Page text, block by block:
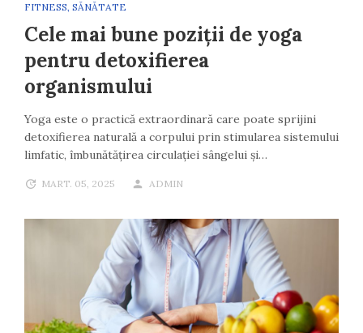
FITNESS, SĂNĂTATE
Cele mai bune poziții de yoga
pentru detoxifierea
organismului
Yoga este o practică extraordinară care poate sprijini
detoxifierea naturală a corpului prin stimularea sistemului
limfatic, îmbunătățirea circulației sângelui și…
MART. 05, 2025 ADMIN